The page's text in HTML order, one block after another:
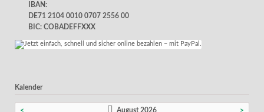
IBAN:
DE71 2104 0010 0707 2556 00
BIC: COBADEFFXXX
Kalender
< August 2026 >